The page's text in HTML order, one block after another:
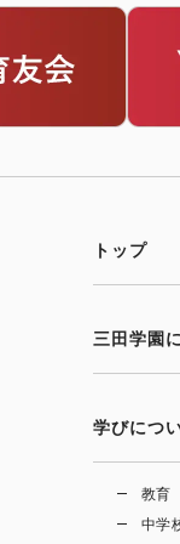
トップ
三田学園
学びにつ
教育
中学